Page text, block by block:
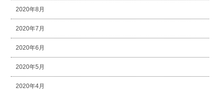
2020年8月
2020年7月
2020年6月
2020年5月
2020年4月